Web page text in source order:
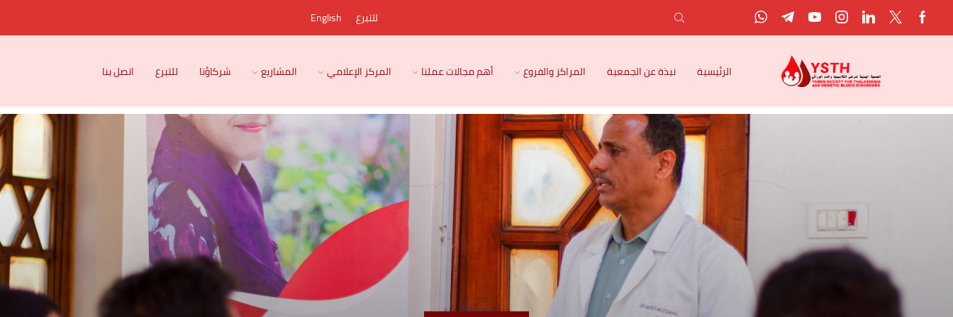
للتبرع English
الرئيسية نبذة عن الجمعية المراكز والفروع أهم مجالات عملنا المركز الإعلامي المشاريع شركاؤنا للتبرع اتصل بنا